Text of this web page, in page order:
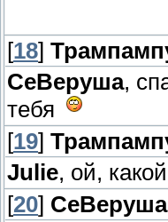
[18]
СеВеруша,
тебя
[19]
Julie, ой,
[20] СеВеруша